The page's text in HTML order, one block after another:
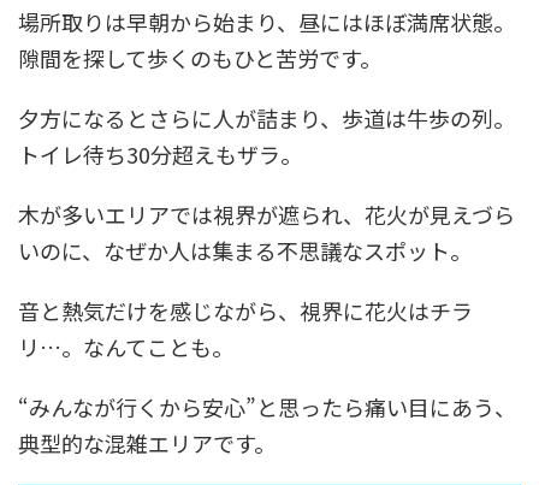
場所取りは早朝から始まり、昼にはほぼ満席状態。
隙間を探して歩くのもひと苦労です。
夕方になるとさらに人が詰まり、歩道は牛歩の列。
トイレ待ち30分超えもザラ。
木が多いエリアでは視界が遮られ、花火が見えづら
いのに、なぜか人は集まる不思議なスポット。
音と熱気だけを感じながら、視界に花火はチラ
リ…。なんてことも。
“みんなが行くから安心”と思ったら痛い目にあう、
典型的な混雑エリアです。